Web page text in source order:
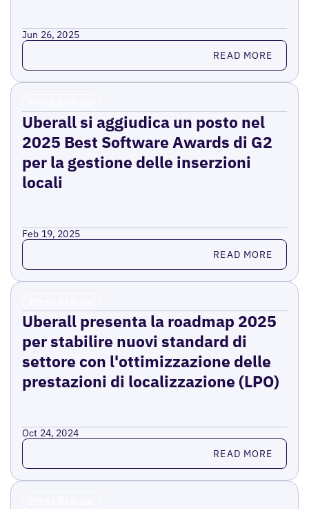
Jun 26, 2025
Read more READ MORE
Uberall si aggiudica un posto nel
2025 Best Software Awards di G2
per la gestione delle inserzioni
locali
Feb 19, 2025
Read more READ MORE
Uberall presenta la roadmap 2025
per stabilire nuovi standard di
settore con l'ottimizzazione delle
prestazioni di localizzazione (LPO)
Oct 24, 2024
Read more READ MORE